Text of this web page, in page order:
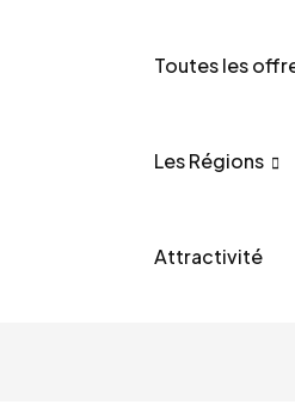
Toutes les
Les Régions
Attractivité